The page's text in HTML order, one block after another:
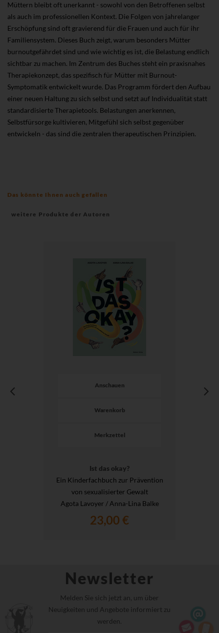
Müttern bleibt oft unerkannt - sowohl von den Betroffenen selbst
als auch im professionellen Kontext. Die Folgen von jahrelanger
Erschöpfung sind oft gravierend für die Frauen und auch für ihr
Familiensystem. Dieses Buch zeigt, warum besonders Mütter
burnoutgefährdet sind und wie wichtig es ist, die Belastung endlich
sichtbar zu machen. Im Zentrum des Buches steht ein praxisnahes
Therapiekonzept, das spezifisch für Mütter mit Burnout-
Symptomatik entwickelt wurde. Das Programm fördert den Aufbau
einer neuen Haltung zu sich selbst und setzt auf Individualität statt
standardisierte Therapietools. Belastungen anerkennen,
Selbstfürsorge kultivieren, Mitgefühl sich selbst gegenüber
entwickeln - das sind die zentralen therapeutischen Prinzipien.
Das könnte Ihnen auch gefallen
weitere Produkte der Autoren
Anschauen
Warenkorb
Merkzettel
Ist das okay?
Ein Kinderfachbuch zur Prävention
von sexualisierter Gewalt
Agota Lavoyer / Anna-Lina Balke
23,00 €
Newsletter
Melden Sie sich jetzt an, um über
Neuigkeiten und Angebote informiert zu
werden.